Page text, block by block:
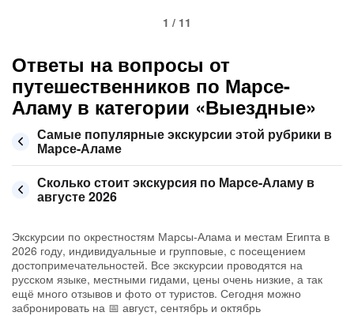
1 / 11
Ответы на вопросы от
путешественников по Марсе-
Аламу в категории «Выездные»
Самые популярные экскурсии этой рубрики в
Марсе-Аламе
Сколько стоит экскурсия по Марсе-Аламу в
августе 2026
Экскурсии по окрестностям Марсы-Алама и местам Египта в
2026 году, индивидуальные и групповые, с посещением
достопримечательностей. Все экскурсии проводятся на
русском языке, местными гидами, цены очень низкие, а так
ещё много отзывов и фото от туристов. Сегодня можно
забронировать на 📅 август, сентябрь и октябрь